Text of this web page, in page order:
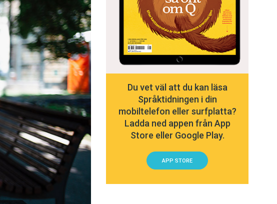
Du vet väl att du kan läsa
Språktidningen i din
mobiltelefon eller surfplatta?
Ladda ned appen från App
Store eller Google Play.
APP STORE